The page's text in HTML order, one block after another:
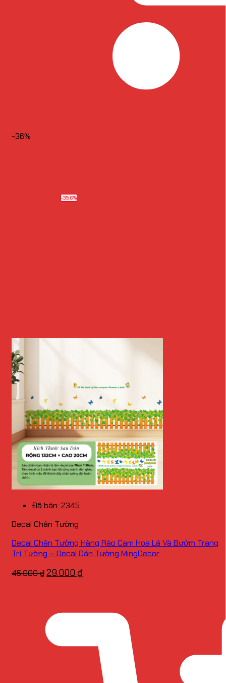
-36%
Đã bán: 2345
Decal Chân Tường
Decal Chân Tường Hàng Rào Cam Hoa Lá Và Bướm Trang
Trí Tường – Decal Dán Tường MingDecor
45.000₫Giá
29.000 ₫Giá
29.000 ₫.
-35.6%